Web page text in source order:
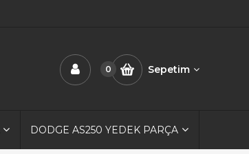
0 Sepetim
DODGE AS250 YEDEK PARÇA